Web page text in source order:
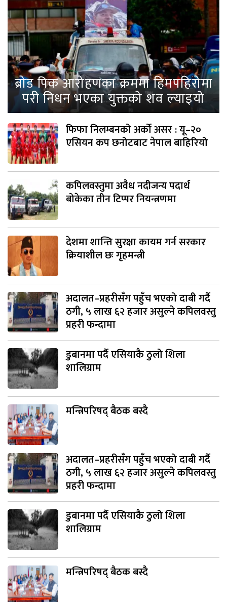
ब्रोड पिक आरोहणका क्रममा हिमपहिरोमा
परी निधन भएका युक्तको शव ल्याइयो
फिफा निलम्बनको अर्को असर : यू–२०
एसियन कप छनोटबाट नेपाल बाहिरियो
कपिलवस्तुमा अवैध नदीजन्य पदार्थ
बोकेका तीन टिप्पर नियन्त्रणमा
देशमा शान्ति सुरक्षा कायम गर्न सरकार
क्रियाशील छः गृहमन्त्री
अदालत–प्रहरीसँग पहुँच भएको दाबी गर्दै
ठगी, ५ लाख ६२ हजार असुल्ने कपिलवस्तु
प्रहरी फन्दामा
डुबानमा पर्दै एसियाकै ठुलो शिला
शालिग्राम
मन्त्रिपरिषद् बैठक बस्दै
अदालत–प्रहरीसँग पहुँच भएको दाबी गर्दै
ठगी, ५ लाख ६२ हजार असुल्ने कपिलवस्तु
प्रहरी फन्दामा
डुबानमा पर्दै एसियाकै ठुलो शिला
शालिग्राम
मन्त्रिपरिषद् बैठक बस्दै